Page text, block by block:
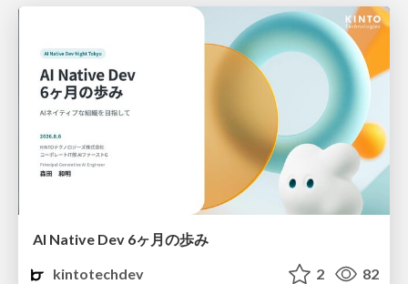
AI Native Dev 6ヶ月の歩み
kintotechdev
2 82